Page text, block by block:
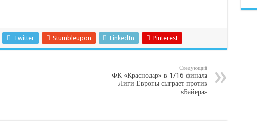
Twitter Stumbleupon LinkedIn Pinterest
Следующий
ФК «Краснодар» в 1/16 финала
Лиги Европы сыграет против
«Байера»